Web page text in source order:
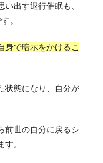
出す退行催眠も、
。
身で暗示をかけるこ
状態になり、自分が
前世の自分に戻るシ
。